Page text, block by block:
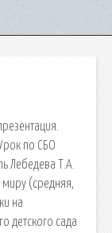
по СБО
Лебедева Т.А.
(средняя,
на
детского сада